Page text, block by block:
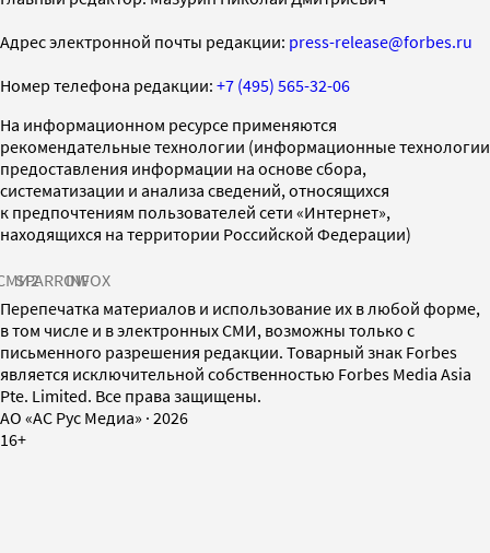
Адрес электронной почты редакции: press-release@forbes.ru
Номер телефона редакции: +7 (495) 565-32-06
На информационном ресурсе применяются
рекомендательные технологии (информационные технологии
предоставления информации на основе сбора,
систематизации и анализа сведений, относящихся
к предпочтениям пользователей сети «Интернет»,
находящихся на территории Российской Федерации)
SPARROWINFOX
Перепечатка материалов и использование их в любой форме,
в том числе и в электронных СМИ, возможны только с
письменного разрешения редакции. Товарный знак Forbes
является исключительной собственностью Forbes Media Asia
Pte. Limited. Все права защищены.
AO «АС Рус Медиа» · 2026
16+